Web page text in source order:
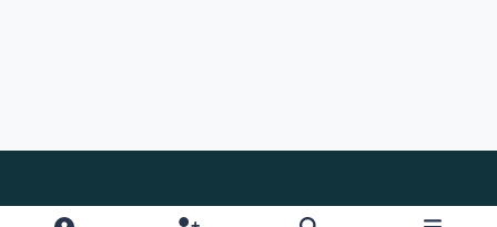
Light ModeDark ModeSystem Preference d